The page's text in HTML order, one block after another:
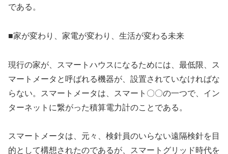
である。
■家が変わり、家電が変わり、生活が変わる未来
現行の家が、スマートハウスになるためには、最低限、ス
マートメータと呼ばれる機器が、設置されていなければな
らない。スマートメータは、スマート〇〇の一つで、イン
ターネットに繋がった積算電力計のことである。
スマートメータは、元々、検針員のいらない遠隔検針を目
的として構想されたのであるが、スマートグリッド時代を